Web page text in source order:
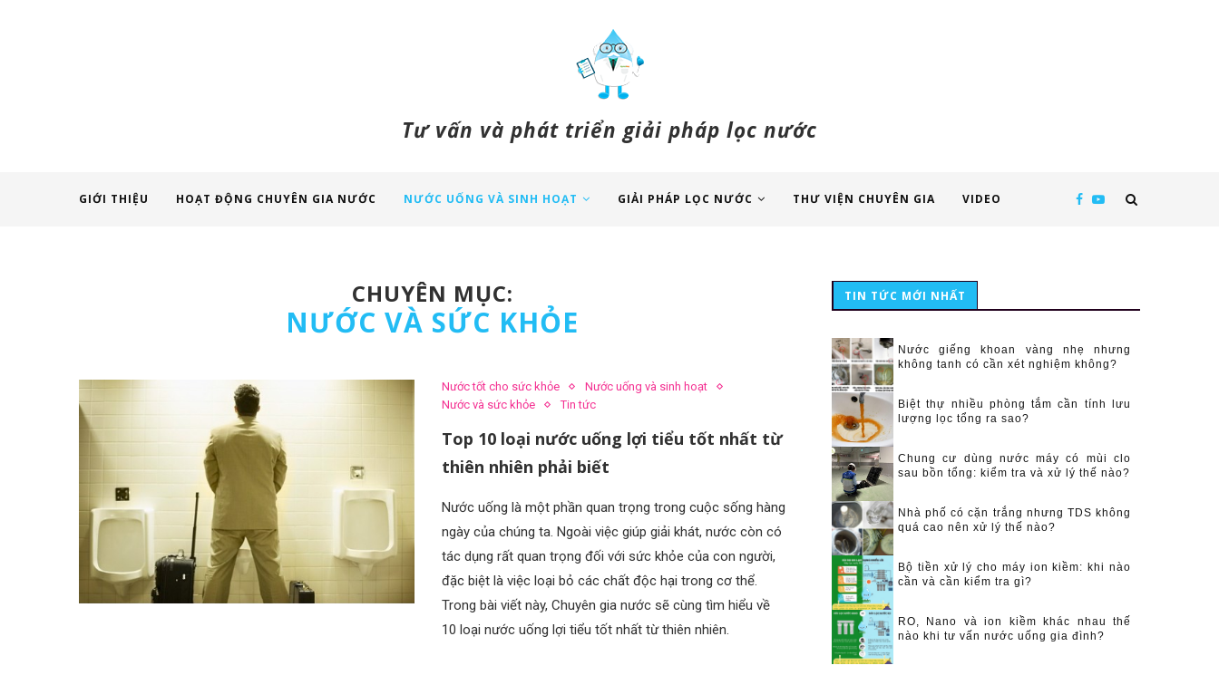
Tư vấn và phát triển giải pháp lọc nước
GIỚI THIỆU HOẠT ĐỘNG CHUYÊN GIA NƯỚC NƯỚC UỐNG VÀ SINH HOẠT GIẢI PHÁP LỌC NƯỚC THƯ VIỆN CHUYÊN GIA VIDEO
CHUYÊN MỤC:
NƯỚC VÀ SỨC KHỎE
Nước tốt cho sức khỏe
Nước uống và sinh hoạt
Nước và sức khỏe
Tin tức
Top 10 loại nước uống lợi tiểu tốt nhất từ
thiên nhiên phải biết
Nước uống là một phần quan trọng trong cuộc sống hàng
ngày của chúng ta. Ngoài việc giúp giải khát, nước còn có
tác dụng rất quan trọng đối với sức khỏe của con người,
đặc biệt là việc loại bỏ các chất độc hại trong cơ thể.
Trong bài viết này, Chuyên gia nước sẽ cùng tìm hiểu về
10 loại nước uống lợi tiểu tốt nhất từ thiên nhiên.
TIN TỨC MỚI NHẤT
Nước giếng khoan vàng nhẹ nhưng
không tanh có cần xét nghiệm không?
Biệt thự nhiều phòng tắm cần tính lưu
lượng lọc tổng ra sao?
Chung cư dùng nước máy có mùi clo
sau bồn tổng: kiểm tra và xử lý thế nào?
Nhà phố có cặn trắng nhưng TDS không
quá cao nên xử lý thế nào?
Bộ tiền xử lý cho máy ion kiềm: khi nào
cần và cần kiểm tra gì?
RO, Nano và ion kiềm khác nhau thế
nào khi tư vấn nước uống gia đình?